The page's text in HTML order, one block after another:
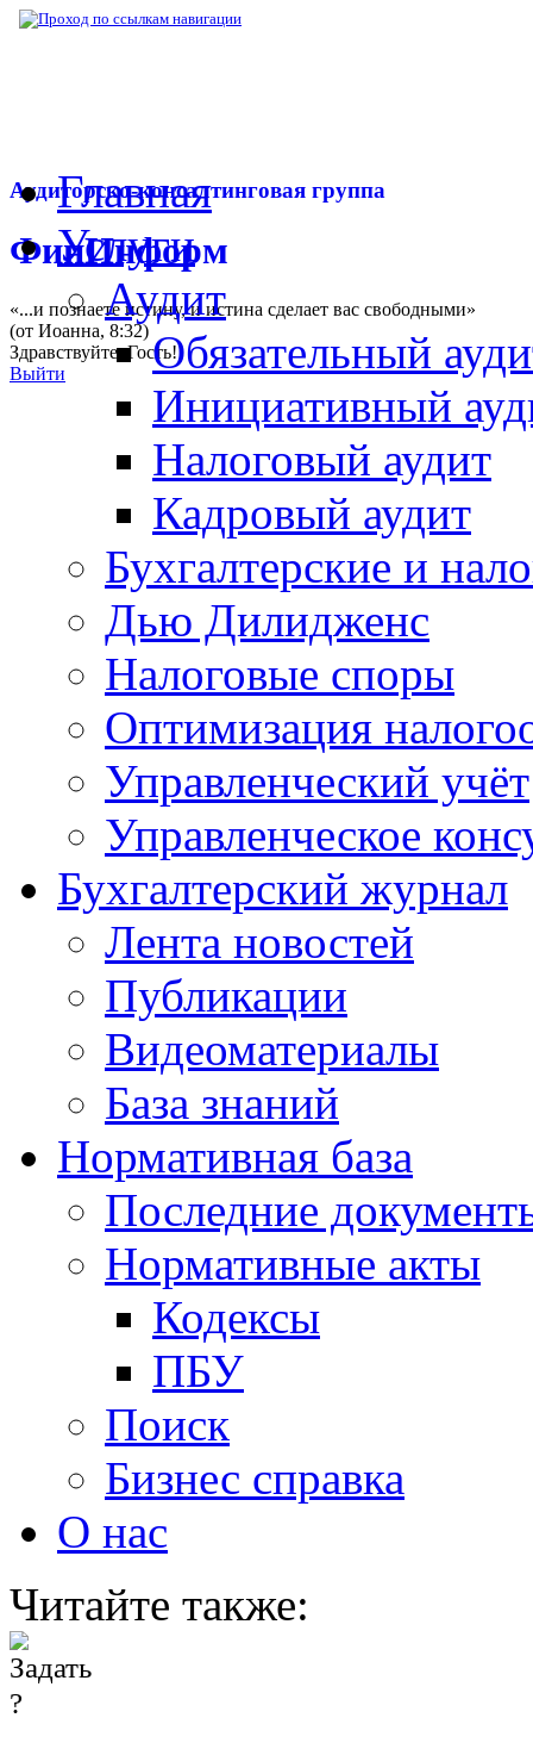
Аудиторско-консалтинговая группа
ФинИнформ
«...и познаете истину, и истина сделает вас свободными»
(от Иоанна, 8:32)
Здравствуйте,Гость!
Выйти
Главная
Услуги
Аудит
Обязательный
Инициативный
Налоговый аудит
Кадровый аудит
Бухгалтерские и
Дью Дилидженс
Налоговые споры
Оптимизация
Управленческий учёт
Управленческое
Бухгалтерский журнал
Лента новостей
Публикации
Видеоматериалы
База знаний
Нормативная база
Последние
Нормативные акты
Кодексы
ПБУ
Поиск
Бизнес справка
О нас
Читайте также: